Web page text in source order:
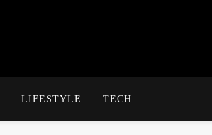
LIFESTYLE TECH